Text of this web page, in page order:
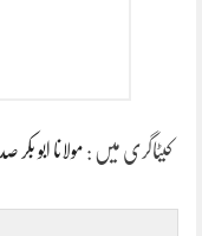
کیٹاگری میں : مولانا ابو